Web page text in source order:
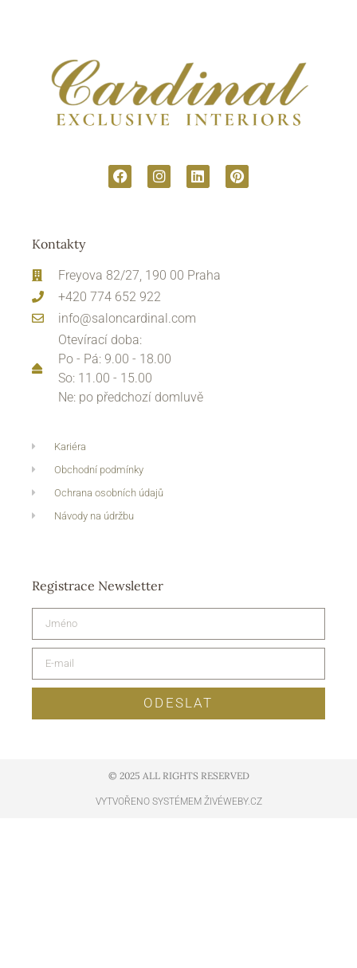
Kontakty
Freyova 82/27, 190 00 Praha
+420 774 652 922
info@saloncardinal.com
Otevírací doba:
Po - Pá: 9.00 - 18.00
So: 11.00 - 15.00
Ne: po předchozí domluvě
Kariéra
Obchodní podmínky
Ochrana osobních údajů
Návody na údržbu
Registrace Newsletter
ODESLAT
© 2025 ALL RIGHTS RESERVED​
VYTVOŘENO SYSTÉMEM ŽIVÉWEBY.CZ